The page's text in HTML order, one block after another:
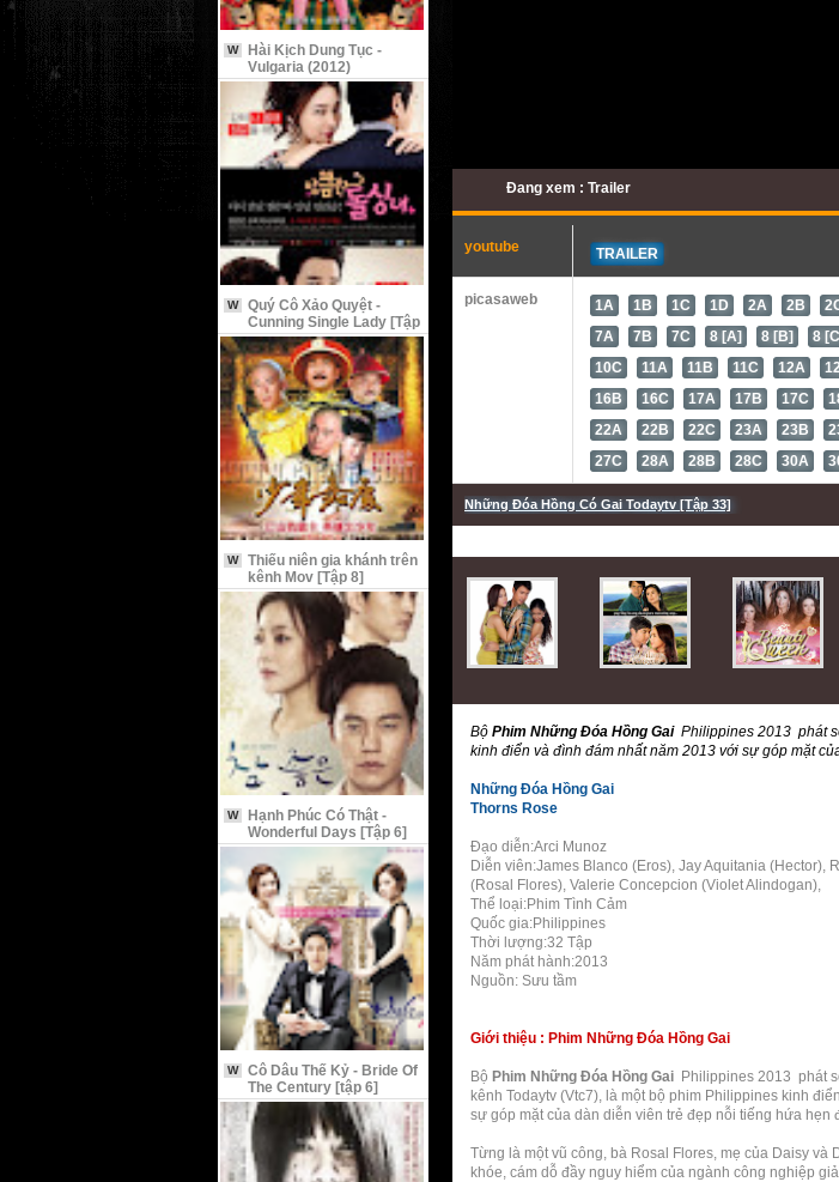
W
Hài Kịch Dung Tục -
Vulgaria (2012)
W
Quý Cô Xảo Quyệt -
Cunning Single Lady [Tập
9 Vietsub]
W
Thiếu niên gia khánh trên
kênh Mov [Tập 8]
W
Hạnh Phúc Có Thật -
Wonderful Days [Tập 6]
W
Cô Dâu Thế Kỷ - Bride Of
The Century [tập 6]
Đang xem : Trailer
youtube TRAILER
picasaweb 1A 1B 1C 1D 2A 2B
7A
7B 7C 8 [A] 8 [B] 8
10C
11A 11B 11C 12A
16B
16C 17A 17B 17C
22A
22B 22C 23A 23B
27C
28A 28B 28C 30A
Những Đóa Hồng Có Gai Todaytv [Tập 33]
Bộ Phim Những Đóa Hồng GaiPhilippines 2013 phát
kinh điển và đình đám nhất năm 2013 với sự góp mặt
Những Đóa Hồng Gai
Thorns Rose
Đạo diễn:Arci Munoz
Diễn viên:James Blanco (Eros), Jay Aquitania (Hector),
(Rosal Flores), Valerie Concepcion (Violet Alindogan),
Thể loại:Phim Tình Cảm
Quốc gia:Philippines
Thời lượng:32 Tập
Năm phát hành:2013
Nguồn: Sưu tầm
Giới thiệu : Phim Những Đóa Hồng Gai
Bộ Phim Những Đóa Hồng Gai Philippines 2013 phát
kênh Todaytv (Vtc7), là một bộ phim Philippines kinh
sự góp mặt của dàn diễn viên trẻ đẹp nỗi tiếng hứa hẹn
Từng là một vũ công, bà Rosal Flores, mẹ của Daisy và
khóe, cám dỗ đầy nguy hiểm của ngành công nghiệp